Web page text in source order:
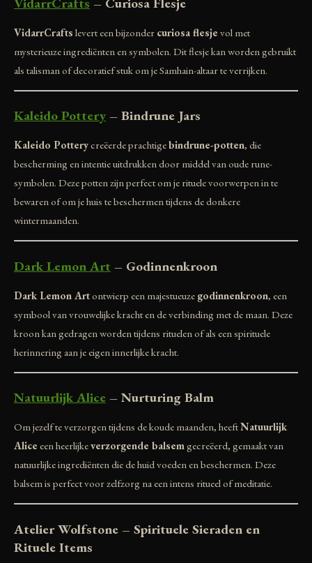
VidarrCrafts levert een bijzonder curiosa flesje vol met
mysterieuze ingrediënten en symbolen. Dit flesje kan worden gebruikt
als talisman of decoratief stuk om je Samhain-altaar te verrijken.
Kaleido Pottery – Bindrune Jars
Kaleido Potterycreëerde prachtigebindrune-potten, die
bescherming en intentie uitdrukken door middel van oude rune-
symbolen. Deze potten zijn perfect om je rituele voorwerpen in te
bewaren of om je huis te beschermen tijdens de donkere
wintermaanden.
Dark Lemon Art – Godinnenkroon
Dark Lemon Artontwierp een majestueuze godinnenkroon, een
symbool van vrouwelijke kracht en de verbinding met de maan. Deze
kroon kan gedragen worden tijdens rituelen of als een spirituele
herinnering aan je eigen innerlijke kracht.
Natuurlijk Alice – Nurturing Balm
Om jezelf te verzorgen tijdens de koude maanden, heeftNatuurlijk
Alice een heerlijkeverzorgende balsemgecreëerd, gemaakt van
natuurlijke ingrediënten die de huid voeden en beschermen. Deze
balsem is perfect voor zelfzorg na een intens ritueel of meditatie.
Atelier Wolfstone – Spirituele Sieraden en
Rituele Items